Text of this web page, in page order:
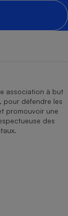
association à but
pour défendre les
promouvoir une
des